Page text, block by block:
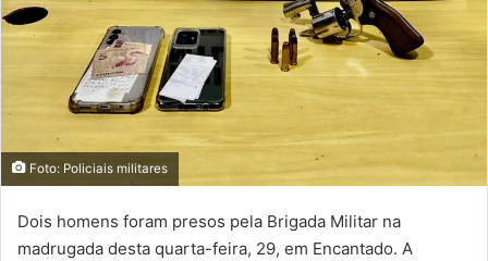
Foto: Policiais militares
Dois homens foram presos pela Brigada Militar na
madrugada desta quarta-feira, 29, em Encantado. A